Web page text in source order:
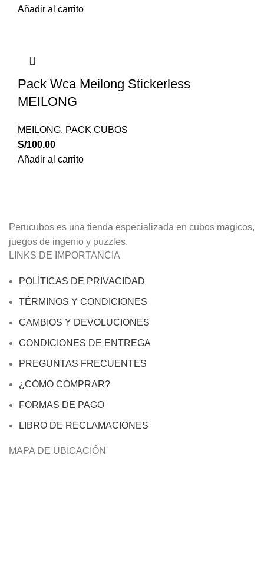
Añadir al carrito
Pack Wca Meilong Stickerless
MEILONG
MEILONG, PACK CUBOS
S/100.00
Añadir al carrito
Perucubos es una tienda especializada en cubos mágicos,
juegos de ingenio y puzzles.
LINKS DE IMPORTANCIA
POLÍTICAS DE PRIVACIDAD
TÉRMINOS Y CONDICIONES
CAMBIOS Y DEVOLUCIONES
CONDICIONES DE ENTREGA
PREGUNTAS FRECUENTES
¿CÓMO COMPRAR?
FORMAS DE PAGO
LIBRO DE RECLAMACIONES
MAPA DE UBICACIÓN